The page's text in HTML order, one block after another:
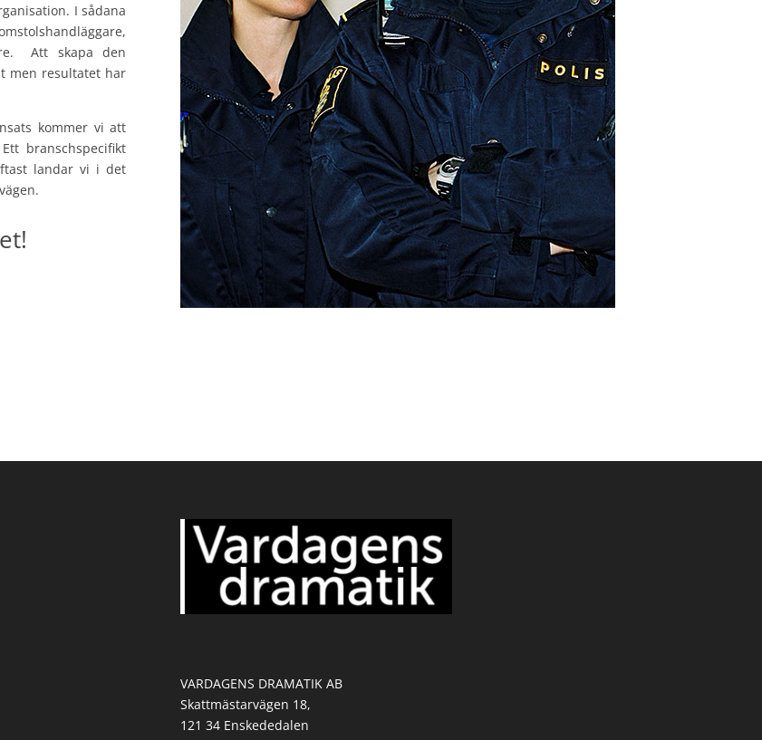
I sådana
Att skapa den
men resultatet har
kommer vi att
branschspecifikt
landar vi i det
VARDAGENS DRAMATIK AB
Skattmästarvägen 18,
121 34 Enskededalen